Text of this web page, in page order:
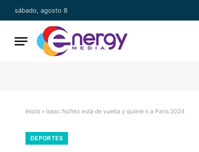
sábado, agosto 8
Inicio » Isaac Núñez está de vuelta y quiere ir a París 2024
DEPORTES